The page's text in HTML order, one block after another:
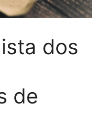
dos
de